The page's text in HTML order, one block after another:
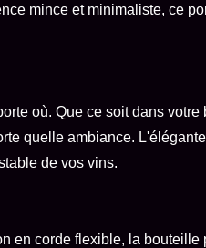
mince et minimaliste, ce
où. Que ce soit dans votre
quelle ambiance.
de vos vins.
en corde flexible, la bouteille